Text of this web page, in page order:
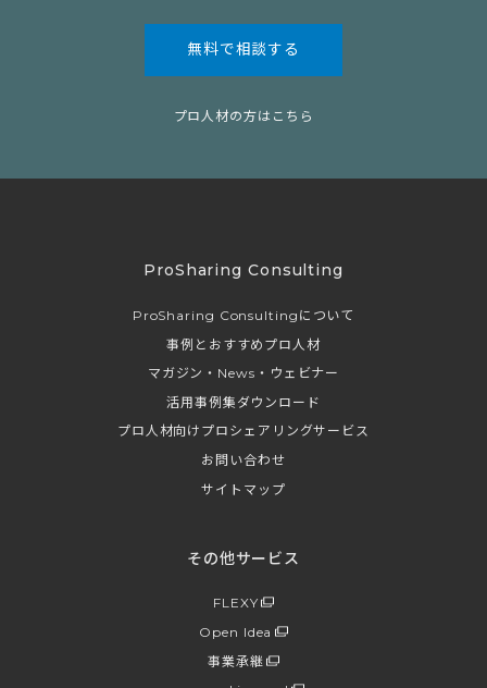
無料で相談する
プロ人材の方はこちら
ProSharing Consulting
ProSharing Consultingについて
事例とおすすめプロ人材
マガジン・News・ウェビナー
活用事例集ダウンロード
プロ人材向けプロシェアリングサービス
お問い合わせ
サイトマップ
その他サービス
FLEXY
Open Idea
事業承継